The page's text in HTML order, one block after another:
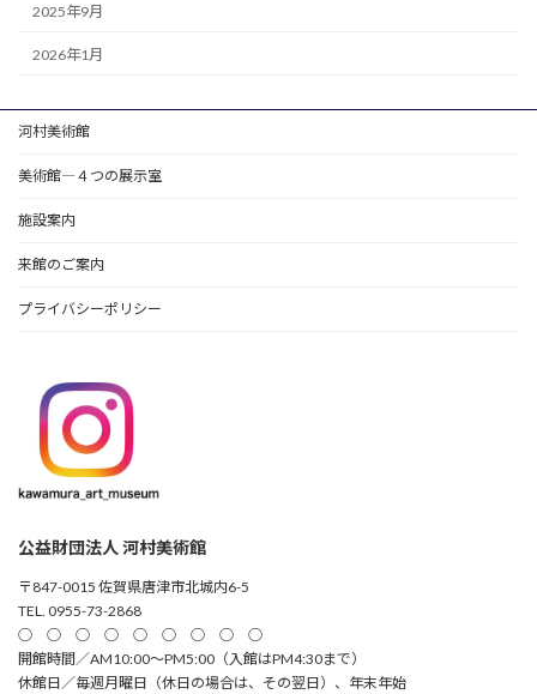
2025年9月
2026年1月
河村美術館
美術館―４つの展示室
施設案内
来館のご案内
プライバシーポリシー
公益財団法人 河村美術館
〒847-0015 佐賀県唐津市北城内6-5
TEL. 0955-73-2868
○ ○ ○ ○ ○ ○ ○ ○ ○
開館時間／AM10:00～PM5:00（入館はPM4:30まで）
休館日／毎週月曜日（休日の場合は、その翌日）、年末年始